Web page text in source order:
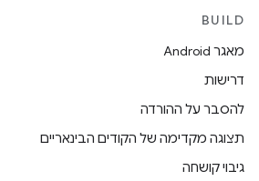
BUILD
מאגר Android
דרישות
להסבר על ההורדה
תצוגה מקדימה של הקודים הבינאריים
גיבוי קושחה